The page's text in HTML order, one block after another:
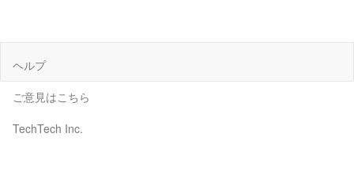
ヘルプ
ご意見はこちら
TechTech Inc.